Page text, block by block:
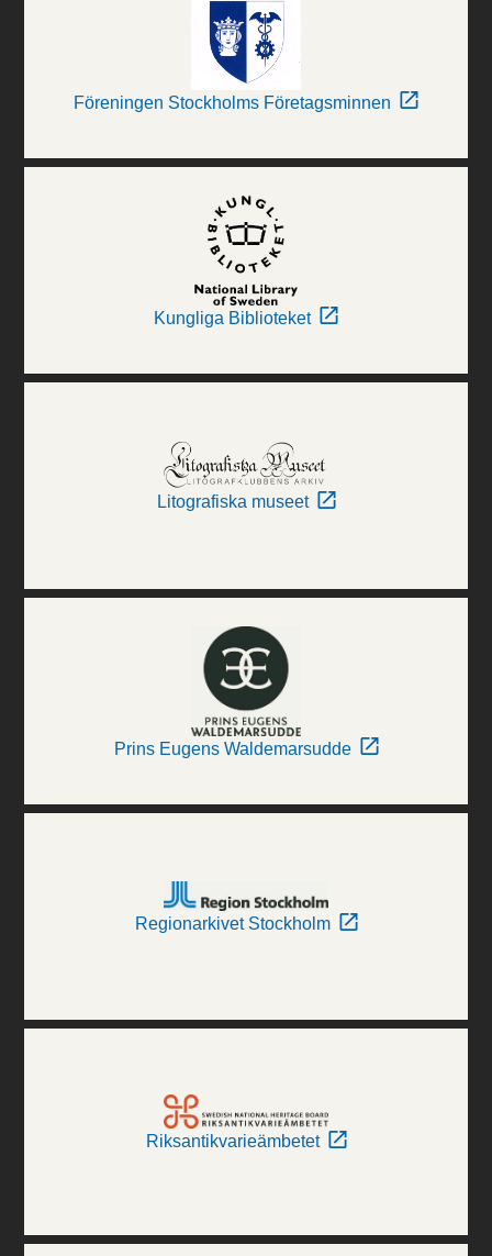
Föreningen Stockholms Företagsminnen
Kungliga Biblioteket
Litografiska museet
Prins Eugens Waldemarsudde
Regionarkivet Stockholm
Riksantikvarieämbetet